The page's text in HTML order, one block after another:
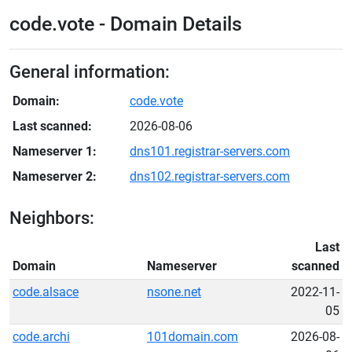
code.vote - Domain Details
General information:
Domain:
code.vote
Last scanned:
2026-08-06
Nameserver 1:
dns101.registrar-servers.com
Nameserver 2:
dns102.registrar-servers.com
Neighbors:
Domain Nameserver
Last
scanned
code.alsace
nsone.net
2022-11-
05
code.archi
101domain.com
2026-08-